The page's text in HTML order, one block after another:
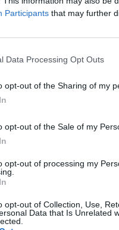
Participants that may further
Data Processing Opt Outs
opt-out of the Sharing of my
opt-out of the Sale of my
opt-out of processing my
opt-out of Collection, Use,
Data that Is Unrelated
valamint a
Értéktőzsde elnök-
új szektor is képviselteti
portfolio.hu
tartalmazza:
elmúlt 2 év napon belüli